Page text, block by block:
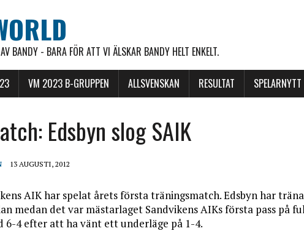
BANDY - BARA FÖR ATT VI ÄLSKAR BANDY HELT ENKELT.
VM 2023 B-GRUPPEN ALLSVENSKAN RESULTAT SPELARNYTT
Edsbyn slog SAIK
13 AUGUSTI, 2012
AIK har spelat årets första träningsmatch. Edsbyn har
medan det var mästarlaget Sandvikens AIKs första pass på
6-4 efter att ha vänt ett underläge på 1-4.